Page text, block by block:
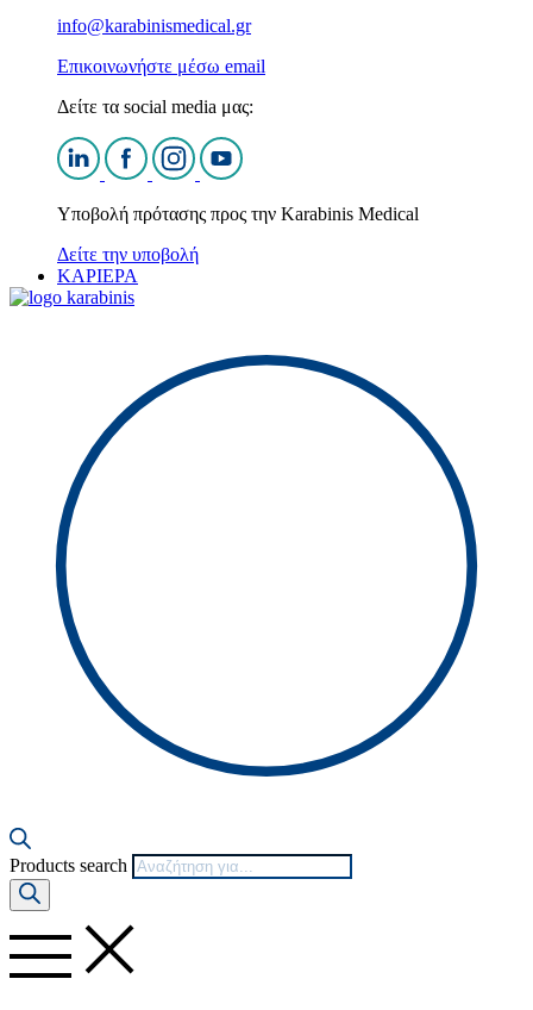
info@karabinismedical.gr
Επικοινωνήστε μέσω email
Δείτε τα social media μας:
Υποβολή πρότασης προς την Karabinis Medical
Δείτε την υποβολή
ΚΑΡΙΕΡΑ
Products search